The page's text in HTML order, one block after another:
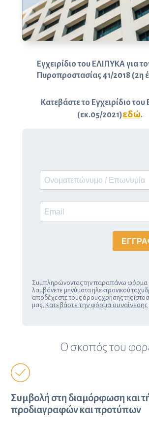
Εγχειρίδιο του ΕΛΙΠΥΚΑ για
Πυροπροστασίας 41/2018 (2η
Κατεβάστε το Εγχειρίδιο
(εκ.05/2021)εδώ.
Συμπληρώνοντας την παραπάνω φόρμα
λαμβάνετε μηνύματα ηλεκτρονικού
αποδέχεστε τους όρους χρήσης της
μας, Κατεβάστε την φόρμα συναίνεσης
Ο σκοπός του
Συμβολή στη διαμόρφωση και
προδιαγραφών και προτύπων